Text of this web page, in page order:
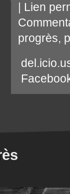
Lien
progrès,